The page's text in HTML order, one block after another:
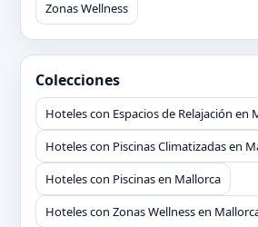
Zonas Wellness
Colecciones
Hoteles con Espacios de Relajación en
Hoteles con Piscinas Climatizadas en
Hoteles con Piscinas en Mallorca
Hoteles con Zonas Wellness en